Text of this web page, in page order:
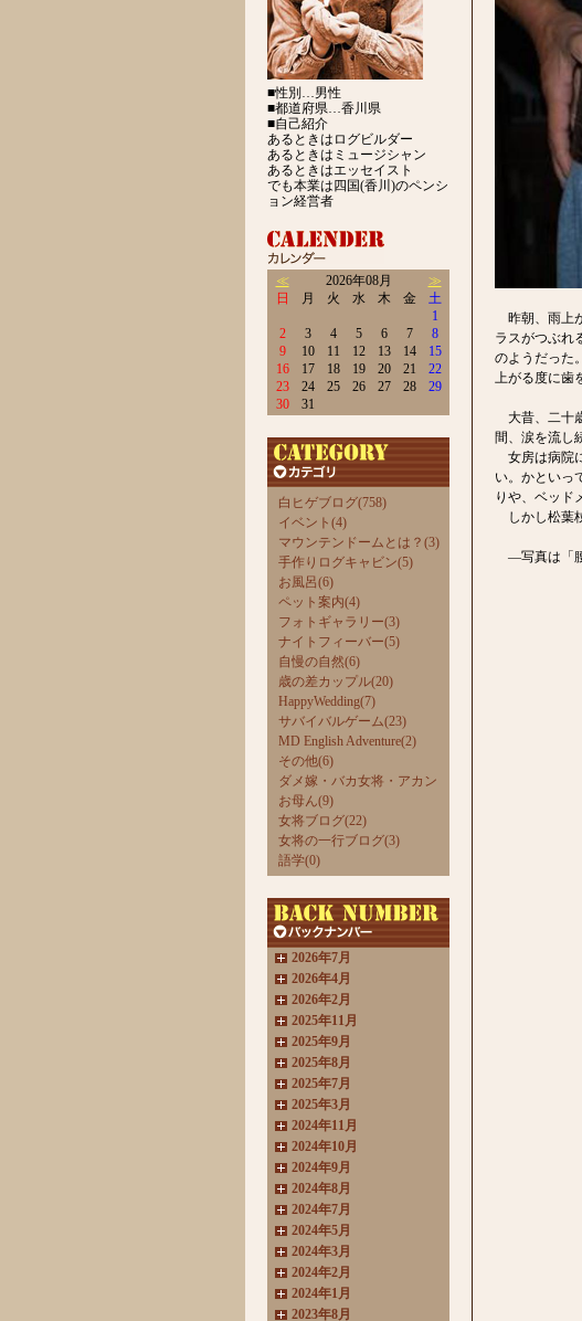
■性別…男性
■都道府県…香川県
■自己紹介
あるときはログビルダー
あるときはミュージシャン
あるときはエッセイスト
でも本業は四国(香川)のペンシ
ョン経営者
≪ 2026年08月
≫
日
月 火 水 木 金
土
1
2
3 4 5 6 7
8
9
10 11 12 13 14
15
16
17 18 19 20 21
22
23
24 25 26 27 28
29
30
31
白ヒゲブログ(758)
イベント(4)
マウンテンドームとは？(3)
手作りログキャビン(5)
お風呂(6)
ペット案内(4)
フォトギャラリー(3)
ナイトフィーバー(5)
自慢の自然(6)
歳の差カップル(20)
HappyWedding(7)
サバイバルゲーム(23)
MD English Adventure(2)
その他(6)
ダメ嫁・バカ女将・アカン
お母ん(9)
女将ブログ(22)
女将の一行ブログ(3)
語学(0)
2026年7月
2026年4月
2026年2月
2025年11月
2025年9月
2025年8月
2025年7月
2025年3月
2024年11月
2024年10月
2024年9月
2024年8月
2024年7月
2024年5月
2024年3月
2024年2月
2024年1月
2023年8月
昨朝、雨上
ラスがつぶれ
のようだった
上がる度に歯
大昔、二十
間、涙を流し
女房は病院
い。かといっ
りや、ベッド
しかし松葉
―写真は「